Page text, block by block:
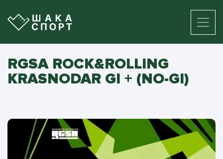
RGSA ROCK&ROLLING
KRASNODAR GI + (NO-GI)